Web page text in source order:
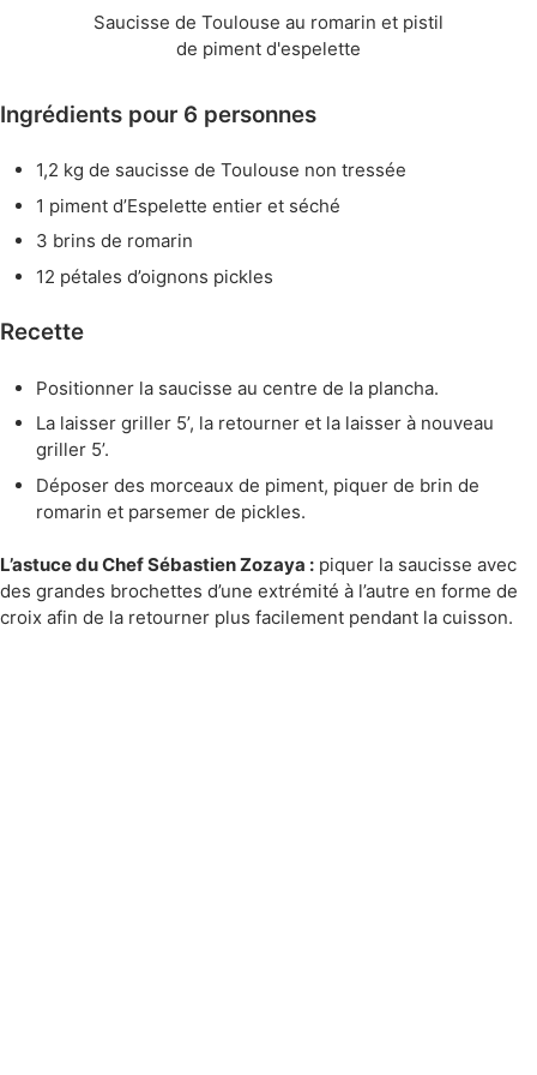
Saucisse de Toulouse au romarin et pistil
de piment d'espelette
Ingrédients pour 6 personnes
1,2 kg de saucisse de Toulouse non tressée
1 piment d’Espelette entier et séché
3 brins de romarin
12 pétales d’oignons pickles
Recette
Positionner la saucisse au centre de la plancha.
La laisser griller 5’, la retourner et la laisser à nouveau
griller 5’.
Déposer des morceaux de piment, piquer de brin de
romarin et parsemer de pickles.
L’astuce du Chef Sébastien Zozaya : piquer la saucisse avec
des grandes brochettes d’une extrémité à l’autre en forme de
croix afin de la retourner plus facilement pendant la cuisson.